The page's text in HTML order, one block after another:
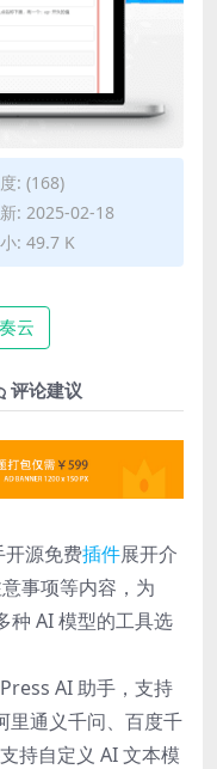
: (168)
: 2025-02-18
: 49.7 K
云
评论建议
源免费插件展开介
事项等内容，为
种 AI 模型的工具选
AI 助手，支持
里通义千问、百度千
持自定义 AI 文本模